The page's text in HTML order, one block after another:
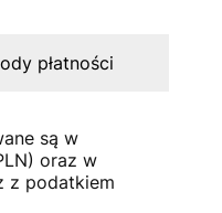
płatności
są w
oraz w
z podatkiem